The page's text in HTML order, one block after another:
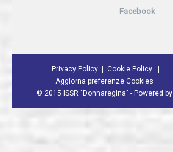
Facebook
Privacy Policy
Cookie Policy
Aggiorna preferenze Cookies
© 2015 ISSR "Donnaregina" - Powered by